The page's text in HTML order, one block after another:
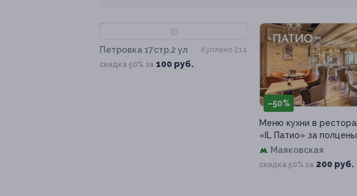
Петровка 17стр.2 ул
скидка 50% за 100 руб.
Куплено 214
–50%
Меню кухни в
«IL Патио» за полцены
Маяковская
скидка 50% за 200 руб.